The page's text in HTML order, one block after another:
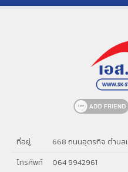
ที่อยู่
668 ถนนอุตรกิจ ตำบล
โทรศัพท์
064 9942961